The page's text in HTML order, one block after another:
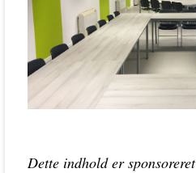
Dette indhold er sponsoreret